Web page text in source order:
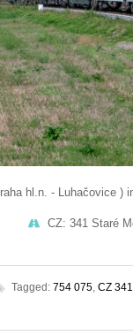
hl.n. - Luhačovice )
CZ: 341 Staré
Tagged: 754 075 CZ